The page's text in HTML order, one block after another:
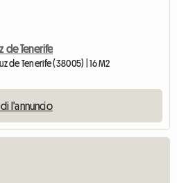
de Tenerife
de Tenerife (38005) | 16 M2
l'annuncio